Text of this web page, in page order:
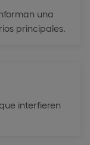
una
principales.
interfieren